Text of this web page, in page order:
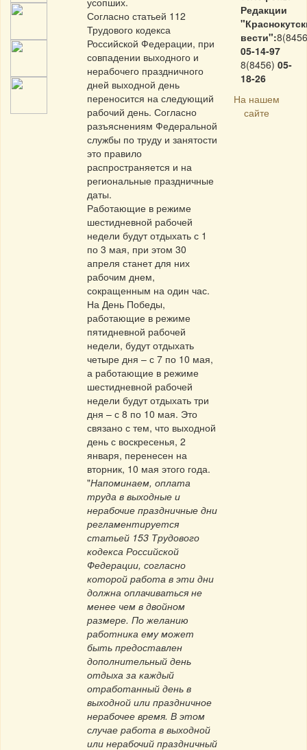
Согласно статьей 112
Трудового кодекса
Российской Федерации, при
совпадении выходного и
нерабочего праздничного
дней выходной день
переносится на следующий
рабочий день. Согласно
разъяснениям Федеральной
службы по труду и занятости
это правило
распространяется и на
региональные праздничные
даты.
Работающие в режиме
шестидневной рабочей
недели будут отдыхать с 1
по 3 мая, при этом 30
апреля станет для них
рабочим днем,
сокращенным на один час.
На День Победы,
работающие в режиме
пятидневной рабочей
недели, будут отдыхать
четыре дня – с 7 по 10 мая,
а работающие в режиме
шестидневной рабочей
недели будут отдыхать три
дня – с 8 по 10 мая. Это
связано с тем, что выходной
день с воскресенья, 2
января, перенесен на
вторник, 10 мая этого года.
"Напоминаем, оплата
труда в выходные и
нерабочие праздничные дни
регламентируется
статьей 153 Трудового
кодекса Российской
Федерации, согласно
которой работа в эти дни
должна оплачиваться не
менее чем в двойном
размере. По желанию
работника ему может
быть предоставлен
дополнительный день
отдыха за каждый
отработанный день в
выходной или праздничное
нерабочее время. В этом
случае работа в выходной
или нерабочий праздничный
Редакции
вести":
05-14-97
8(8456) 05-
18-26
На нашем
сайте